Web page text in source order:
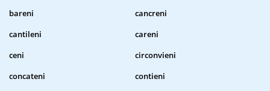
bareni
cancreni
cantileni
careni
ceni
circonvieni
concateni
contieni